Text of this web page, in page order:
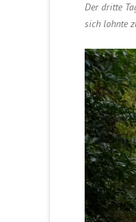
Der dritte
sich lohnte